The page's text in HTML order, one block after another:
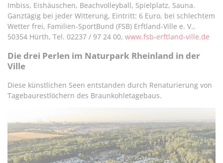
Imbiss, Eishäuschen, Beachvolleyball, Spielplatz, Sauna.
Ganztägig bei jeder Witterung, Eintritt: 6 Euro, bei schlechtem
Wetter frei, Familien-SportBund (FSB) Erftland-Ville e. V.,
50354 Hürth, Tel. 02237 / 97 24 00, www.fsb-erftland-ville.de
Die drei Perlen im Naturpark Rheinland in der
Ville
Diese künstlichen Seen entstanden durch Renaturierung von
Tagebaurestlöchern des Braunkohletagebaus.